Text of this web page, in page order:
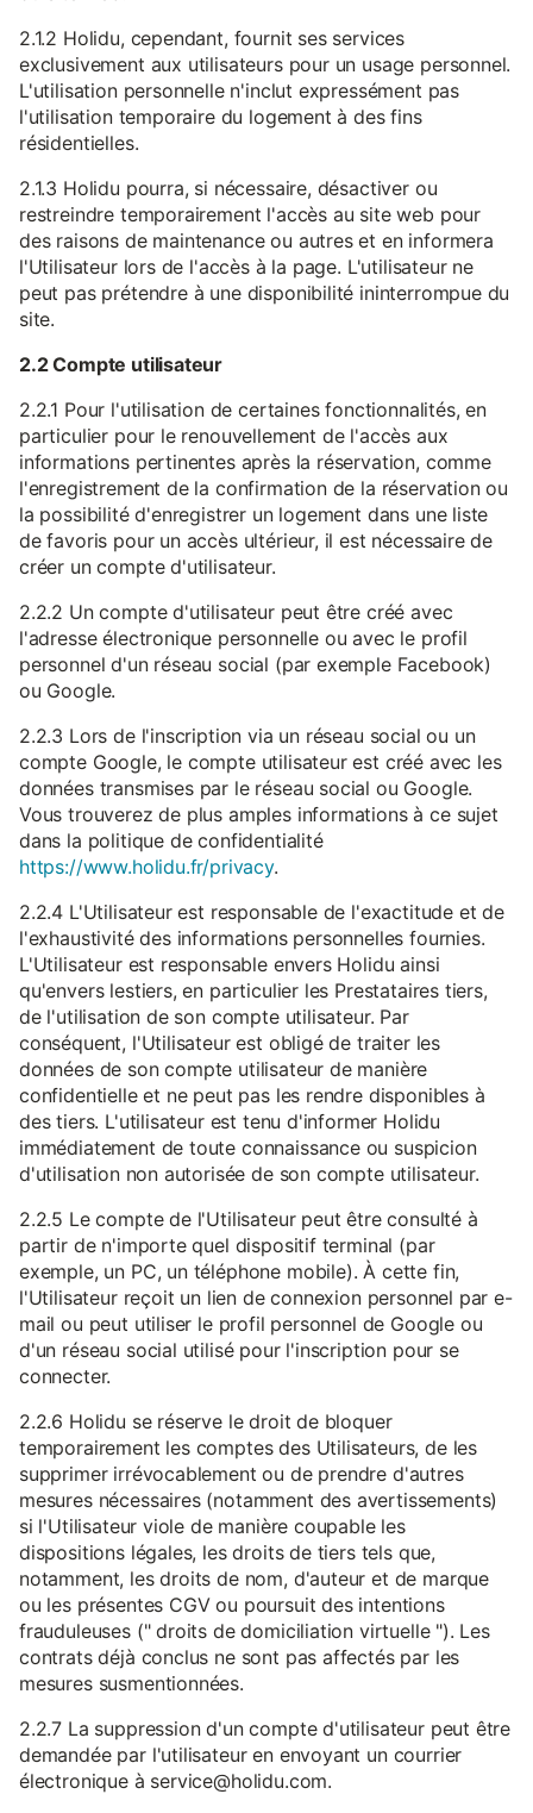
2.1.2 Holidu, cependant, fournit ses services
exclusivement aux utilisateurs pour un usage personnel.
L'utilisation personnelle n'inclut expressément pas
l'utilisation temporaire du logement à des fins
résidentielles.
2.1.3 Holidu pourra, si nécessaire, désactiver ou
restreindre temporairement l'accès au site web pour
des raisons de maintenance ou autres et en informera
l'Utilisateur lors de l'accès à la page. L'utilisateur ne
peut pas prétendre à une disponibilité ininterrompue du
site.
2.2 Compte utilisateur
2.2.1 Pour l'utilisation de certaines fonctionnalités, en
particulier pour le renouvellement de l'accès aux
informations pertinentes après la réservation, comme
l'enregistrement de la confirmation de la réservation ou
la possibilité d'enregistrer un logement dans une liste
de favoris pour un accès ultérieur, il est nécessaire de
créer un compte d'utilisateur.
2.2.2 Un compte d'utilisateur peut être créé avec
l'adresse électronique personnelle ou avec le profil
personnel d'un réseau social (par exemple Facebook)
ou Google.
2.2.3 Lors de l'inscription via un réseau social ou un
compte Google, le compte utilisateur est créé avec les
données transmises par le réseau social ou Google.
Vous trouverez de plus amples informations à ce sujet
dans la politique de confidentialité
https://www.holidu.fr/privacy.
2.2.4 L'Utilisateur est responsable de l'exactitude et de
l'exhaustivité des informations personnelles fournies.
L'Utilisateur est responsable envers Holidu ainsi
qu'envers lestiers, en particulier les Prestataires tiers,
de l'utilisation de son compte utilisateur. Par
conséquent, l'Utilisateur est obligé de traiter les
données de son compte utilisateur de manière
confidentielle et ne peut pas les rendre disponibles à
des tiers. L'utilisateur est tenu d'informer Holidu
immédiatement de toute connaissance ou suspicion
d'utilisation non autorisée de son compte utilisateur.
2.2.5 Le compte de l'Utilisateur peut être consulté à
partir de n'importe quel dispositif terminal (par
exemple, un PC, un téléphone mobile). À cette fin,
l'Utilisateur reçoit un lien de connexion personnel par e-
mail ou peut utiliser le profil personnel de Google ou
d'un réseau social utilisé pour l'inscription pour se
connecter.
2.2.6 Holidu se réserve le droit de bloquer
temporairement les comptes des Utilisateurs, de les
supprimer irrévocablement ou de prendre d'autres
mesures nécessaires (notamment des avertissements)
si l'Utilisateur viole de manière coupable les
dispositions légales, les droits de tiers tels que,
notamment, les droits de nom, d'auteur et de marque
ou les présentes CGV ou poursuit des intentions
frauduleuses (" droits de domiciliation virtuelle "). Les
contrats déjà conclus ne sont pas affectés par les
mesures susmentionnées.
2.2.7 La suppression d'un compte d'utilisateur peut être
demandée par l'utilisateur en envoyant un courrier
électronique à service@holidu.com.